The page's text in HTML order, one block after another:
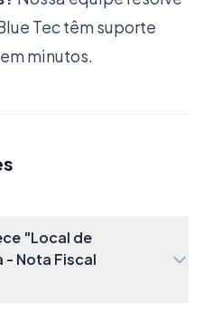
lançar oLocal da
como
poderá
O DANFE sairá
Tec têm suporte
minutos.
"Local de
- Nota Fiscal